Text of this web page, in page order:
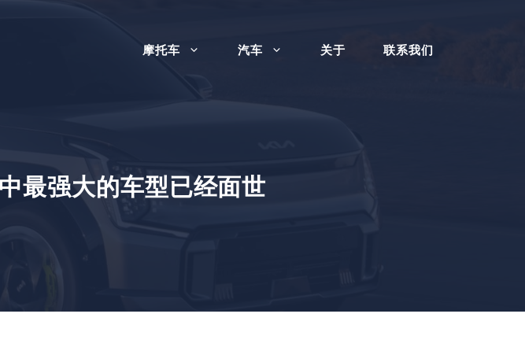
摩托车 汽车 关于 联系我们
最强大的车型已经面世